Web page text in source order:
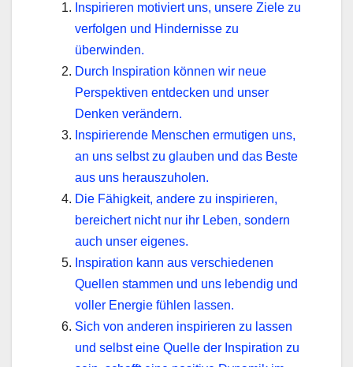
Inspirieren motiviert uns, unsere Ziele zu
verfolgen und Hindernisse zu
überwinden.
Durch Inspiration können wir neue
Perspektiven entdecken und unser
Denken verändern.
Inspirierende Menschen ermutigen uns,
an uns selbst zu glauben und das Beste
aus uns herauszuholen.
Die Fähigkeit, andere zu inspirieren,
bereichert nicht nur ihr Leben, sondern
auch unser eigenes.
Inspiration kann aus verschiedenen
Quellen stammen und uns lebendig und
voller Energie fühlen lassen.
Sich von anderen inspirieren zu lassen
und selbst eine Quelle der Inspiration zu